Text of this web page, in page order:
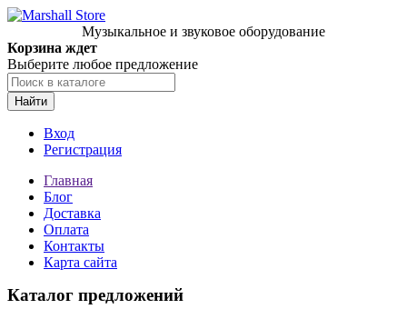
Музыкальное и звуковое оборудование
Корзина ждет
Выберите любое предложение
Найти
Вход
Регистрация
Главная
Блог
Доставка
Оплата
Контакты
Карта сайта
Каталог предложений